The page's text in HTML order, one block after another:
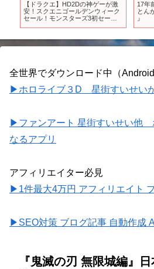
【ドラクエ】HD2Dの神ゲーが激
安！スクエニゴールデンウィーク
セール！モンスターズ3初セー
17年
とん
』
全世界でダウンロード中（Android
▶ホロライブ３D 星街すいせい
▶ファンアート 星街すいせい他
なるアプリ
アフィリエイター必見
▶1件最大4万円 アフィリエイト
▶SEO対策 ブログ記事 自動作成
『鬼滅の刃 無限城編』